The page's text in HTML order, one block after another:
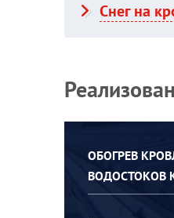
Снег на
ОБОГРЕВ
ВОДОСТОКОВ